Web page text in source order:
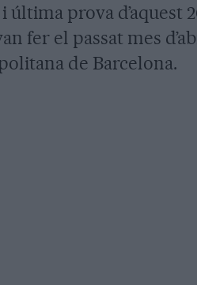
última prova d’aquest
fer el passat mes
de Barcelona.